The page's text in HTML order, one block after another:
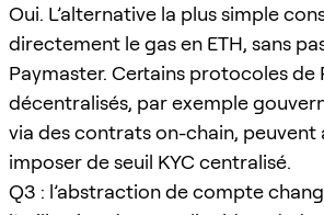
Oui. L’alternative la plus simple
directement le gas en ETH, sans
Paymaster. Certains protocoles de
décentralisés, par exemple
via des contrats on-chain, peuvent
imposer de seuil KYC centralisé.
Q3 : l’abstraction de compte